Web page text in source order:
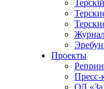
Проекты
Пресс-
ОД «За